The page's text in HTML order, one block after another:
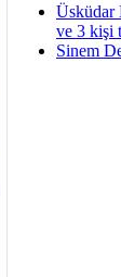
Üsküdar
ve 3 kişi
Sinem